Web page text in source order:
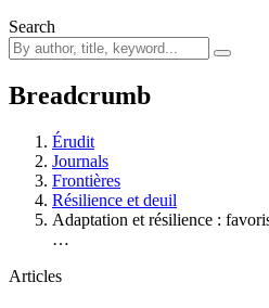
Search
Breadcrumb
Érudit
Journals
Frontières
Résilience et deuil
Adaptation et résilience :
…
Articles